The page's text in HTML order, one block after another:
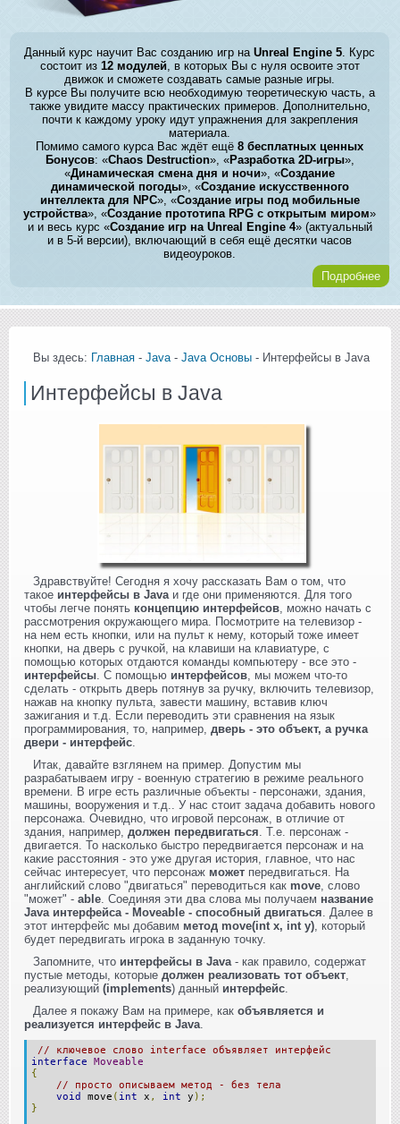
Данный курс научит Вас созданию игр наUnreal Engine 5 . Курс
состоит из 12 модулей, в которых Вы с нуля освоите этот
движок и сможете создавать самые разные игры.
В курсе Вы получите всю необходимую теоретическую часть, а
также увидите массу практических примеров. Дополнительно,
почти к каждому уроку идут упражнения для закрепления
материала.
Помимо самого курса Вас ждёт ещё8 бесплатных ценных
Бонусов: «Chaos Destruction», «Разработка 2D-игры»,
«Динамическая смена дня и ночи», «Создание
динамической погоды», «Создание искусственного
интеллекта для NPC», «Создание игры под мобильные
устройства», «Создание прототипа RPG с открытым миром»
и и весь курс «Создание игр на Unreal Engine 4» (актуальный
и в 5-й версии), включающий в себя ещё десятки часов
видеоуроков.
Подробнее
Вы здесь: Главная - Java - Java Основы - Интерфейсы в Java
Интерфейсы в Java
Здравствуйте! Сегодня я хочу рассказать Вам о том, что
такое интерфейсы в Java и где они применяются. Для того
чтобы легче понять концепцию интерфейсов , можно начать с
рассмотрения окружающего мира. Посмотрите на телевизор -
на нем есть кнопки, или на пульт к нему, который тоже имеет
кнопки, на дверь с ручкой, на клавиши на клавиатуре, с
помощью которых отдаются команды компьютеру - все это -
интерфейсы . С помощью интерфейсов , мы можем что-то
сделать - открыть дверь потянув за ручку, включить телевизор,
нажав на кнопку пульта, завести машину, вставив ключ
зажигания и т.д. Если переводить эти сравнения на язык
программирования, то, например, дверь - это объект, а ручка
двери - интерфейс
Итак, давайте взглянем на пример. Допустим мы
разрабатываем игру - военную стратегию в режиме реального
времени. В игре есть различные объекты - персонажи, здания,
машины, вооружения и т.д.. У нас стоит задача добавить нового
персонажа. Очевидно, что игровой персонаж, в отличие от
здания, например, должен передвигаться . Т.е. персонаж -
двигается. То насколько быстро передвигается персонаж и на
какие расстояния - это уже другая история, главное, что нас
сейчас интересует, что персонаж может передвигаться. На
английский слово "двигаться" переводиться как move , слово
"может" - able . Соединяя эти два слова мы получаем название
Java интерфейса - Moveable - способный двигаться . Далее в
этот интерфейс мы добавим метод move(int x, int y) , который
будет передвигать игрока в заданную точку.
Запомните, что интерфейсы в Java - как правило, содержат
пустые методы, которые должен реализовать тот объект
реализующий (implements) данный интерфейс
Далее я покажу Вам на примере, как объявляется и
реализуется интерфейс в Java
// ключевое слово interface объявляет интерфейс
interface
Moveable
{
// просто описываем метод - без тела
void
move ( int x , int y );
}